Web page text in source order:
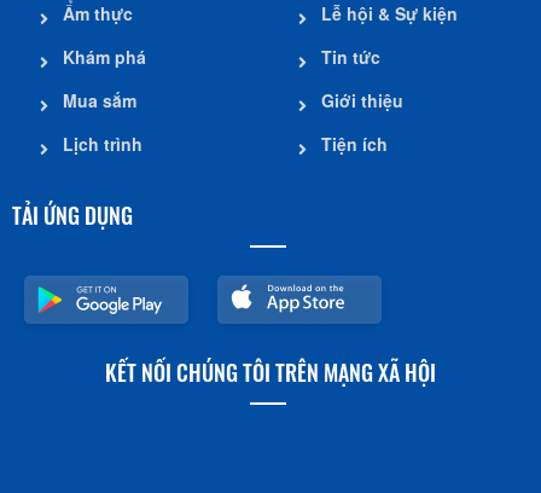
Ẩm thực
Khám phá
Mua sắm
Lịch trình
Lễ hội & Sự kiện
Tin tức
Giới thiệu
Tiện ích
TẢI ỨNG DỤNG
KẾT NỐI CHÚNG TÔI TRÊN MẠNG XÃ HỘI